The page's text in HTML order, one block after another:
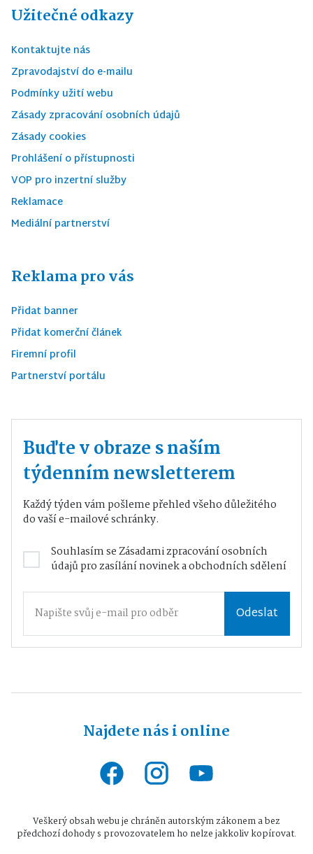
Užitečné odkazy
Kontaktujte nás
Zpravodajství do e-mailu
Podmínky užití webu
Zásady zpracování osobních údajů
Zásady cookies
Prohlášení o přístupnosti
VOP pro inzertní služby
Reklamace
Mediální partnerství
Reklama pro vás
Přidat banner
Přidat komerční článek
Firemní profil
Partnerství portálu
Buďte v obraze s naším
týdenním newsletterem
Každý týden vám pošleme přehled všeho důležitého
do vaší e-mailové schránky.
Souhlasím seZásadami zpracování osobních
údajůpro zasílání novinek a obchodních sdělení
Odeslat
Najdete nás i online
Veškerý obsah webu je chráněn autorským zákonem a bez
předchozí dohody s provozovatelem ho nelze jakkoliv kopírovat.